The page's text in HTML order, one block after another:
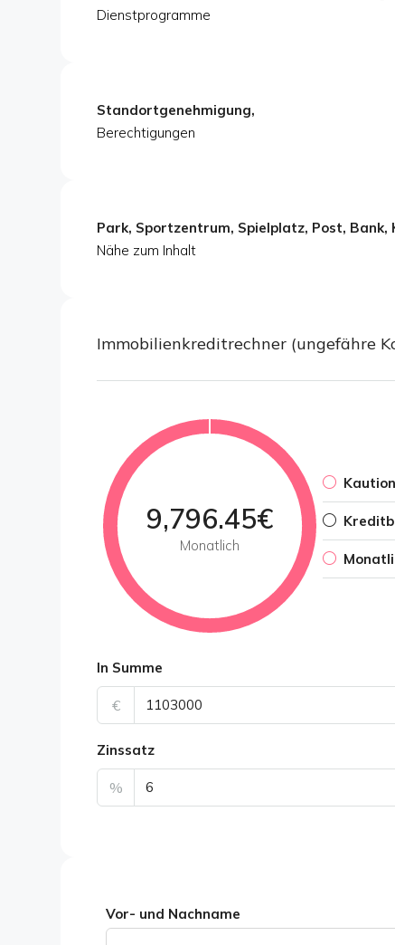
Dienstprogramme
Standortgenehmigung,
Berechtigungen
Park, Sportzentrum, Spielplatz, Post,
Nähe zum Inhalt
Immobilienkreditrechner (ungefähre
9,796.45€
Monatlich
Kaution
In Summe
€
Zinssatz
%
Vor- und Nachname